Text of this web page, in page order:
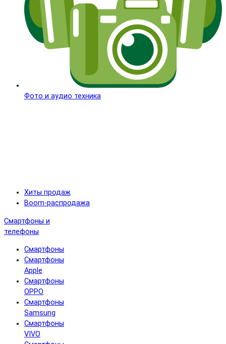
Фото и аудио техника
Хиты продаж
Boom-распродажа
Смартфоны и
телефоны
Смартфоны
Смартфоны
Apple
Смартфоны
OPPO
Смартфоны
Samsung
Смартфоны
VIVO